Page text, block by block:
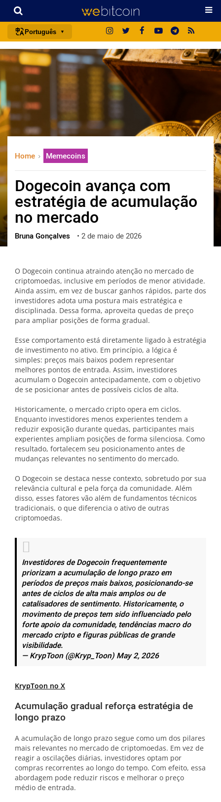
Português
português (BR)
english
deutsch
中文
한국어
العربية
ქართული
Home Memecoins
Dogecoin avança com
estratégia de acumulação
no mercado
Bruna Gonçalves • 2 de maio de 2026
O Dogecoin continua atraindo atenção no mercado de
criptomoedas, inclusive em períodos de menor atividade.
Ainda assim, em vez de buscar ganhos rápidos, parte dos
investidores adota uma postura mais estratégica e
disciplinada. Dessa forma, aproveita quedas de preço
para ampliar posições de forma gradual.
Esse comportamento está diretamente ligado à estratégia
de investimento no ativo. Em princípio, a lógica é
simples: preços mais baixos podem representar
melhores pontos de entrada. Assim, investidores
acumulam o Dogecoin antecipadamente, com o objetivo
de se posicionar antes de possíveis ciclos de alta.
Historicamente, o mercado cripto opera em ciclos.
Enquanto investidores menos experientes tendem a
reduzir exposição durante quedas, participantes mais
experientes ampliam posições de forma silenciosa. Como
resultado, fortalecem seu posicionamento antes de
mudanças relevantes no sentimento do mercado.
O Dogecoin se destaca nesse contexto, sobretudo por sua
relevância cultural e pela força da comunidade. Além
disso, esses fatores vão além de fundamentos técnicos
tradicionais, o que diferencia o ativo de outras
criptomoedas.
Investidores de Dogecoin frequentemente
priorizam a acumulação de longo prazo em
períodos de preços mais baixos, posicionando-se
antes de ciclos de alta mais amplos ou de
catalisadores de sentimento. Historicamente, o
movimento de preços tem sido influenciado pelo
forte apoio da comunidade, tendências macro do
mercado cripto e figuras públicas de grande
visibilidade.
— KrypToon (@Kryp_Toon) May 2, 2026
KrypToon no X
Acumulação gradual reforça estratégia de
longo prazo
A acumulação de longo prazo segue como um dos pilares
mais relevantes no mercado de criptomoedas. Em vez de
reagir a oscilações diárias, investidores optam por
compras recorrentes ao longo do tempo. Com efeito, essa
abordagem pode reduzir riscos e melhorar o preço
médio de entrada.